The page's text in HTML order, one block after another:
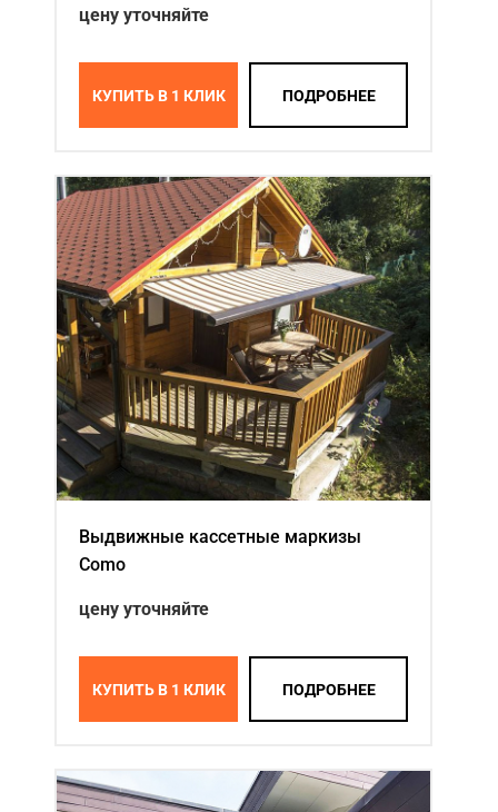
Отзывы
Контакты
цену уточняйте
КУПИТЬ В 1 КЛИК ПОДРОБНЕЕ
Выдвижные кассетные маркизы
Como
цену уточняйте
КУПИТЬ В 1 КЛИК ПОДРОБНЕЕ